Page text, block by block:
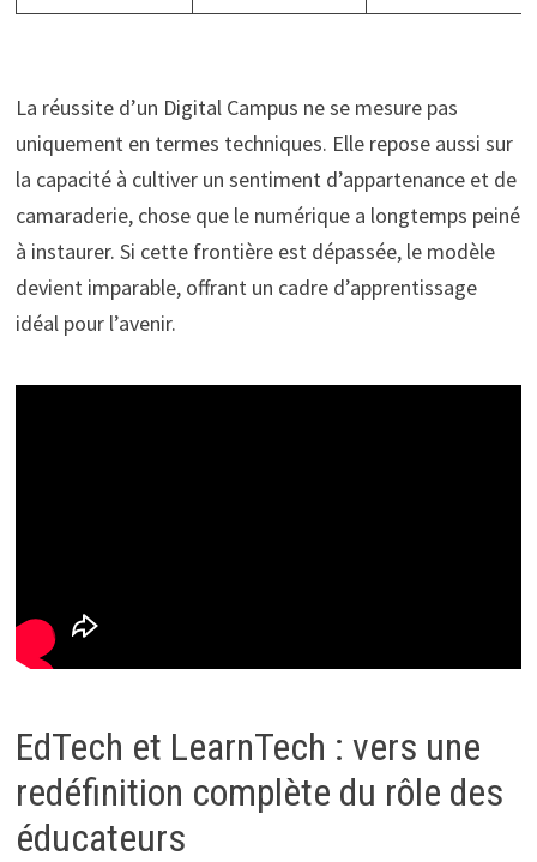
La réussite d’un Digital Campus ne se mesure pas
uniquement en termes techniques. Elle repose aussi sur
la capacité à cultiver un sentiment d’appartenance et de
camaraderie, chose que le numérique a longtemps peiné
à instaurer. Si cette frontière est dépassée, le modèle
devient imparable, offrant un cadre d’apprentissage
idéal pour l’avenir.
EdTech et LearnTech : vers une
redéfinition complète du rôle des
éducateurs